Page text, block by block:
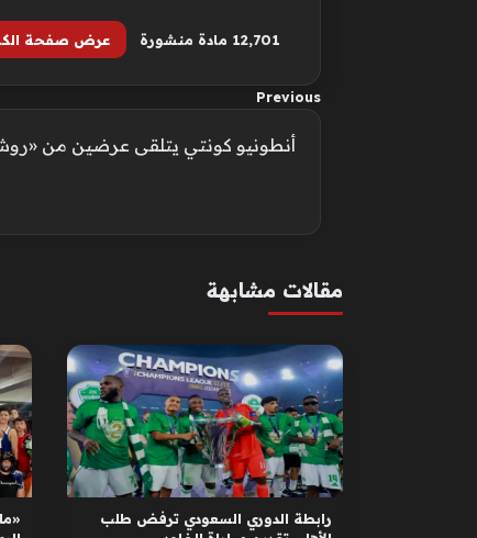
12٬701 مادة منشورة عرض صفحة
Previous
أنطونيو كونتي يتلقى عرضين من
مقالات مشابهة
رابطة الدوري السعودي ترفض طلب